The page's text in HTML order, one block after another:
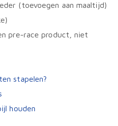
(toevoegen aan maaltijd)
pre-race product, niet
stapelen?
houden